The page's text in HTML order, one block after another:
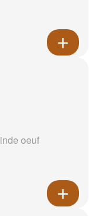
oeuf